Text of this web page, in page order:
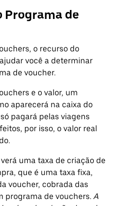
Programa de
o recurso do
você a determinar
de voucher.
e o valor, um
aparecerá na caixa do
só pagará pelas viagens
por isso, o valor real
uma taxa de criação de
que é uma taxa fixa,
voucher, cobrada das
programa de vouchers. A